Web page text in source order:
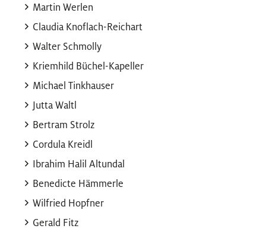
Martin Werlen
Claudia Knoflach-Reichart
Walter Schmolly
Kriemhild Büchel-Kapeller
Michael Tinkhauser
Jutta Waltl
Bertram Strolz
Cordula Kreidl
Ibrahim Halil Altundal
Benedicte Hämmerle
Wilfried Hopfner
Gerald Fitz